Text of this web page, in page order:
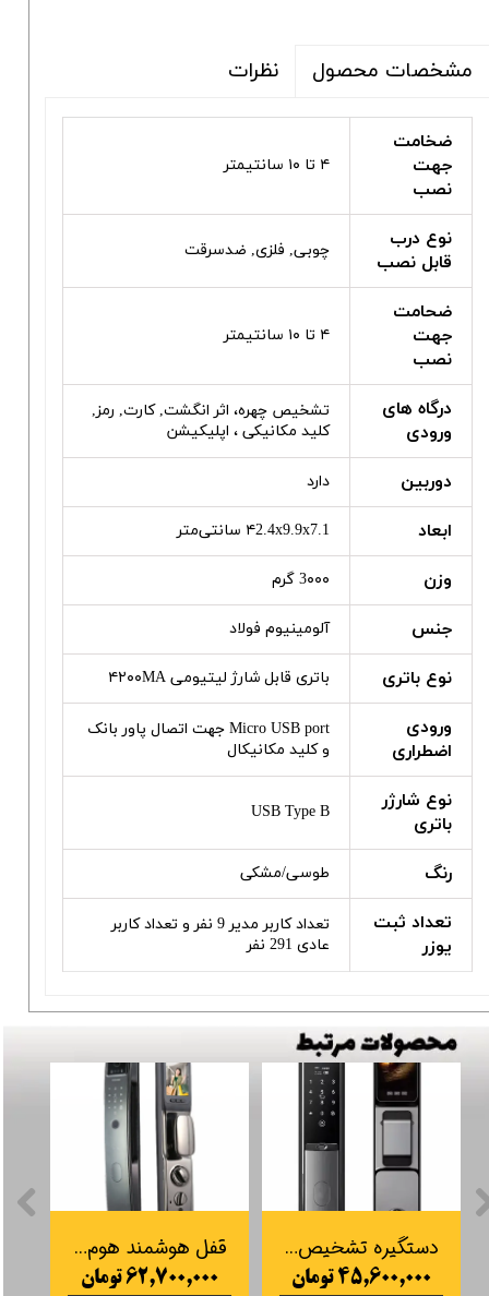
مشخصات محصول نظرات
ضخامت
جهت
نصب
۴ تا ۱۰ سانتیمتر
نوع درب
قابل نصب
چوبی, فلزی, ضدسرقت
ضحامت
جهت
نصب
۴ تا ۱۰ سانتیمتر
درگاه های
ورودی
تشخیص چهره، اثر انگشت, کارت, رمز,
کلید مکانیکی ، اپلیکیشن
دوربین دارد
ابعاد ۴2.4x9.9x7.1 سانتی‌متر
وزن 3۰۰۰ گرم
جنس آلومینیوم فولاد
نوع باتری باتری قابل شارژ لیتیومی ۴۲۰۰MA
ورودی
اضطراری
Micro USB port جهت اتصال پاور بانک
و کلید مکانیکال
نوع شارژر
باتری
USB Type B
رنگ طوسی/مشکی
تعداد ثبت
یوزر
تعداد کاربر مدیر 9 نفر و تعداد کاربر
عادی 291 نفر
قفل هوشمند هوم لاک مدل F350
۶۲,۷۰۰,۰۰۰ تومان
دستگیره تشخیص چهره Smart Pass مدل Moderna
۴۵,۶۰۰,۰۰۰ تومان